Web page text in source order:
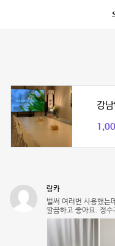
강
랑카
벌써 여러번 사용했는
깔끔하고 좋아요. 정